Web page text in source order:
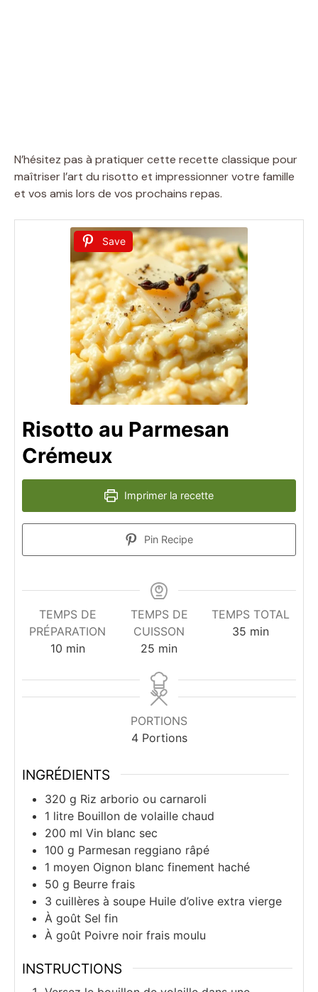
N’hésitez pas à pratiquer cette recette classique pour
maîtriser l’art du risotto et impressionner votre famille
et vos amis lors de vos prochains repas.
Save
Risotto au Parmesan
Crémeux
Imprimer la recette
Pin Recipe
TEMPS DE
PRÉPARATION
10minutes
min
TEMPS DE
CUISSON
25 minutes
min
TEMPS TOTAL
35minutes
min
PORTIONS
4 Portions
INGRÉDIENTS
320 g Riz arborio ou carnaroli
1 litre Bouillon de volaille chaud
200 ml Vin blanc sec
100 g Parmesan reggiano râpé
1 moyen Oignon blanc finement haché
50 g Beurre frais
3 cuillères à soupe Huile d’olive extra vierge
À goût Sel fin
À goût Poivre noir frais moulu
INSTRUCTIONS